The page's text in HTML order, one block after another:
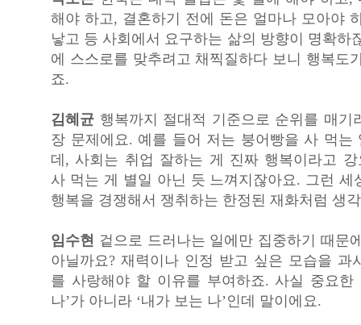
해야 하고, 결혼하기 전에 돈은 얼마나 모아야
낳고 등 사회에서 요구하는 삶의 방향이 명확하
에 스스로를 맞추려고 채찍질하다 보니 행복도
죠.
김혜균 행복까지 절대적 기준으로 순위를 매기
장 문제에요. 예를 들어 저는 붕어빵을 사 먹는
데, 사회는 취업 잘하는 게 진짜 행복이라고 강
사 먹는 게 별일 아닌 듯 느껴지잖아요. 그런 세
행복을 경쟁해서 쟁취하는 한정된 재화처럼 생
임수현 겉으로 드러나는 일에만 집중하기 때문
아닐까요? 재력이나 인정 받고 싶은 모습을 과
를 사랑해야 할 이유를 부여하죠. 사실 중요한
나’가 아니라 ‘내가 보는 나’인데 말이에요.